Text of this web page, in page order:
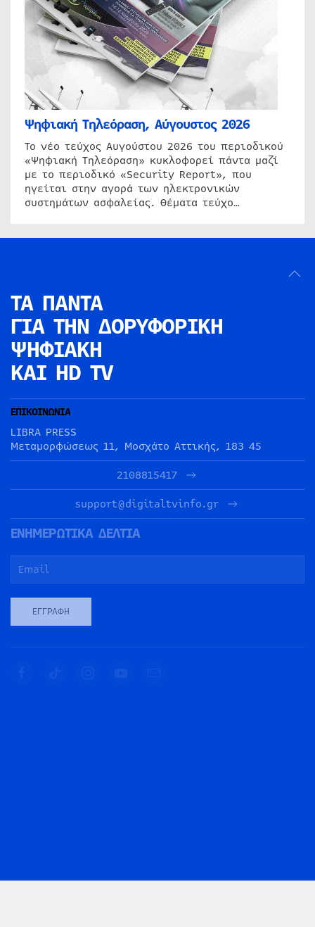
Ψηφιακή Τηλεόραση, Αύγουστος 2026
Το νέο τεύχος Αυγούστου 2026 του περιοδικού
«Ψηφιακή Τηλεόραση» κυκλοφορεί πάντα μαζί
με το περιοδικό «Security Report», που
ηγείται στην αγορά των ηλεκτρονικών
συστημάτων ασφαλείας. Θέματα τεύχο…
ΤΑ ΠΑΝΤΑ
ΓΙΑ ΤΗΝ ΔΟΡΥΦΟΡΙΚΗ
ΨΗΦΙΑΚΗ
ΚΑΙ HD TV
ΕΠΙΚΟΙΝΩΝΙΑ
LIBRA PRESS
Μεταμορφώσεως 11, Μοσχάτο Αττικής, 183 45
2108815417
support@digitaltvinfo.gr
ΕΝΗΜΕΡΩΤΙΚΑ ΔΕΛΤΙΑ
ΕΓΓΡΑΦΉ